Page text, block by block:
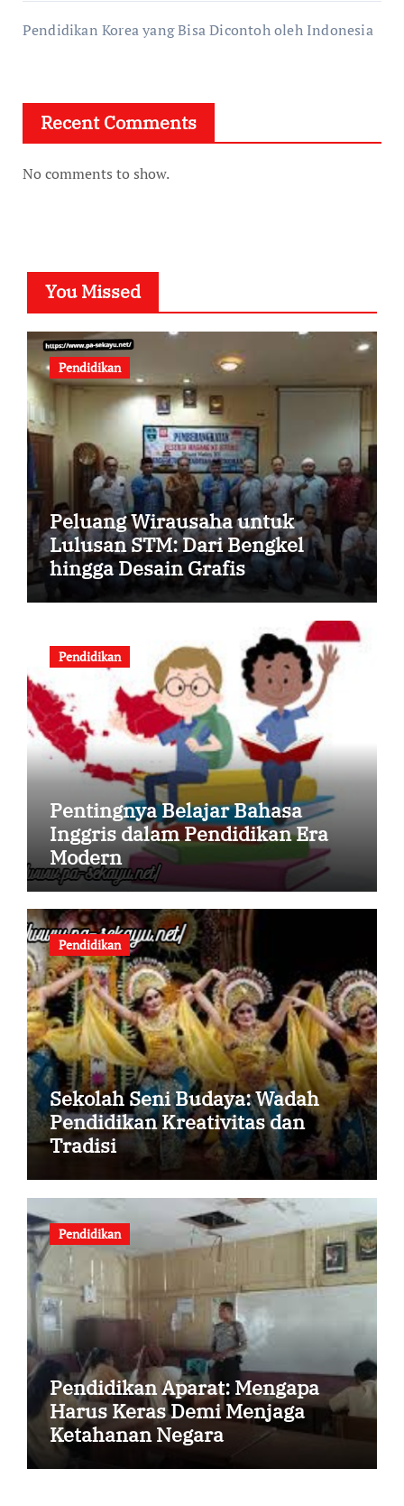
Pendidikan Korea yang Bisa Dicontoh oleh Indonesia
Recent Comments
No comments to show.
You Missed
Pendidikan
Peluang Wirausaha untuk
Lulusan STM: Dari Bengkel
hingga Desain Grafis
Pendidikan
Pentingnya Belajar Bahasa
Inggris dalam Pendidikan Era
Modern
Pendidikan
Sekolah Seni Budaya: Wadah
Pendidikan Kreativitas dan
Tradisi
Pendidikan
Pendidikan Aparat: Mengapa
Harus Keras Demi Menjaga
Ketahanan Negara